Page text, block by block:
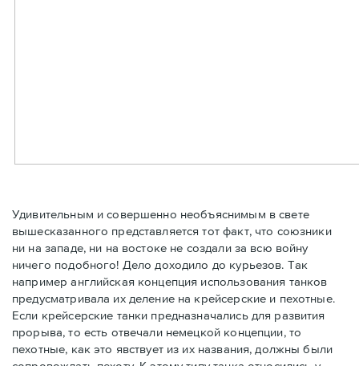
Удивительным и совершенно необъяснимым в свете
вышесказанного представляется тот факт, что союзники
ни на западе, ни на востоке не создали за всю войну
ничего подобного! Дело доходило до курьезов. Так
например английская концепция использования танков
предусматривала их деление на крейсерские и пехотные.
Если крейсерские танки предназначались для развития
прорыва, то есть отвечали немецкой концепции, то
пехотные, как это явствует из их названия, должны были